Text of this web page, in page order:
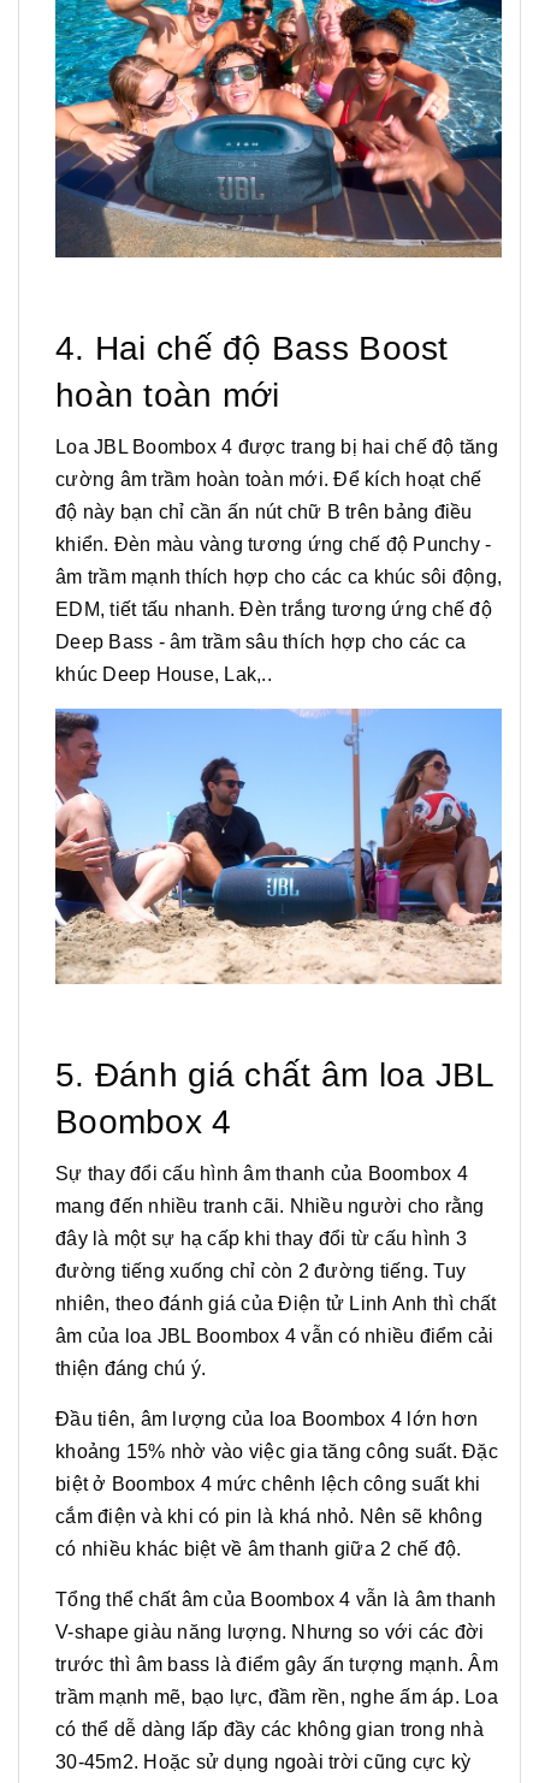
4. Hai chế độ Bass Boost
hoàn toàn mới
Loa JBL Boombox 4 được trang bị hai chế độ tăng
cường âm trầm hoàn toàn mới. Để kích hoạt chế
độ này bạn chỉ cần ấn nút chữ B trên bảng điều
khiển. Đèn màu vàng tương ứng chế độ Punchy -
âm trầm mạnh thích hợp cho các ca khúc sôi động,
EDM, tiết tấu nhanh. Đèn trắng tương ứng chế độ
Deep Bass - âm trầm sâu thích hợp cho các ca
khúc Deep House, Lak,..
5. Đánh giá chất âm loa JBL
Boombox 4
Sự thay đổi cấu hình âm thanh của Boombox 4
mang đến nhiều tranh cãi. Nhiều người cho rằng
đây là một sự hạ cấp khi thay đổi từ cấu hình 3
đường tiếng xuống chỉ còn 2 đường tiếng. Tuy
nhiên, theo đánh giá của Điện tử Linh Anh thì chất
âm của loa JBL Boombox 4 vẫn có nhiều điểm cải
thiện đáng chú ý.
Đầu tiên, âm lượng của loa Boombox 4 lớn hơn
khoảng 15% nhờ vào việc gia tăng công suất. Đặc
biệt ở Boombox 4 mức chênh lệch công suất khi
cắm điện và khi có pin là khá nhỏ. Nên sẽ không
có nhiều khác biệt về âm thanh giữa 2 chế độ.
Tổng thể chất âm của Boombox 4 vẫn là âm thanh
V-shape giàu năng lượng. Nhưng so với các đời
trước thì âm bass là điểm gây ấn tượng mạnh. Âm
trầm mạnh mẽ, bạo lực, đầm rền, nghe ấm áp. Loa
có thể dễ dàng lấp đầy các không gian trong nhà
30-45m2. Hoặc sử dụng ngoài trời cũng cực kỳ